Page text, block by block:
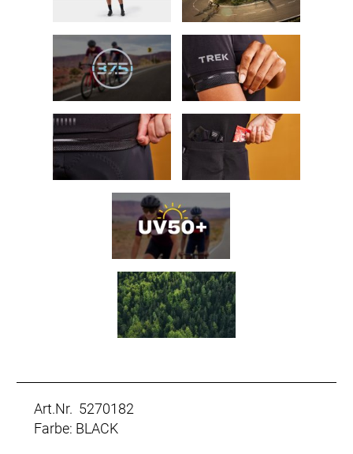
Art.Nr. 5270182
Farbe: BLACK